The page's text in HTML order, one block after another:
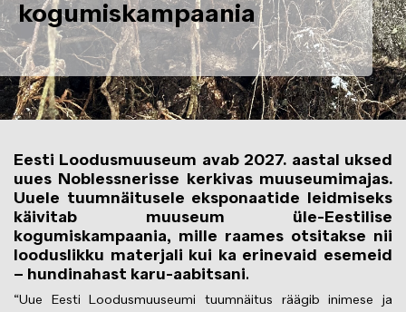
kogumiskampaania
Eesti Loodusmuuseum avab 2027. aastal uksed
uues Noblessnerisse kerkivas muuseumimajas.
Uuele tuumnäitusele eksponaatide leidmiseks
käivitab muuseum üle-Eestilise
kogumiskampaania, mille raames otsitakse nii
looduslikku materjali kui ka erinevaid esemeid
– hundinahast karu-aabitsani.
“Uue Eesti Loodusmuuseumi tuumnäitus räägib inimese ja